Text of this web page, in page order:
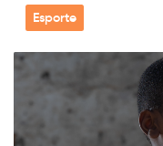
Esporte